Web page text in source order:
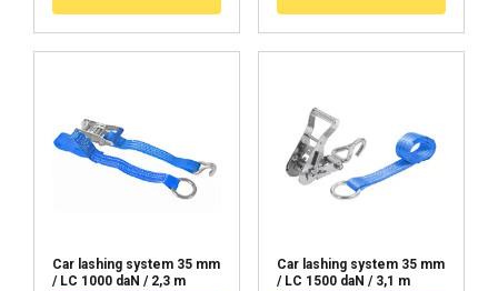
Car lashing system 35 mm
/ LC 1000 daN / 2,3 m
Car lashing system 35 mm
/ LC 1500 daN / 3,1 m